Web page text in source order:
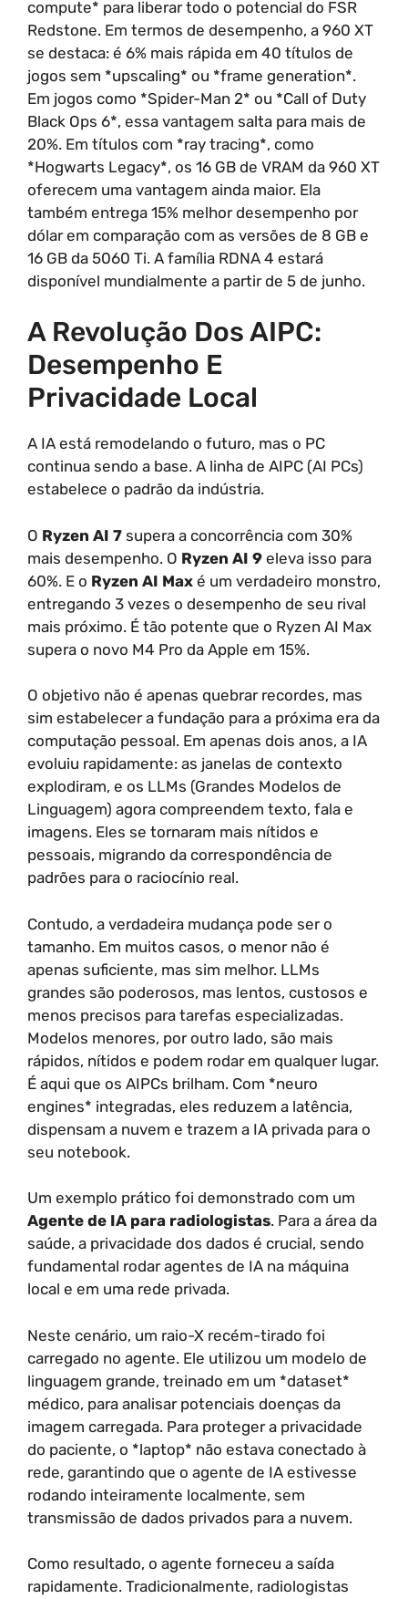
compute* para liberar todo o potencial do FSR
Redstone. Em termos de desempenho, a 960 XT
se destaca: é 6% mais rápida em 40 títulos de
jogos sem *upscaling* ou *frame generation*.
Em jogos como *Spider-Man 2* ou *Call of Duty
Black Ops 6*, essa vantagem salta para mais de
20%. Em títulos com *ray tracing*, como
*Hogwarts Legacy*, os 16 GB de VRAM da 960 XT
oferecem uma vantagem ainda maior. Ela
também entrega 15% melhor desempenho por
dólar em comparação com as versões de 8 GB e
16 GB da 5060 Ti. A família RDNA 4 estará
disponível mundialmente a partir de 5 de junho.
A Revolução Dos AIPC:
Desempenho E
Privacidade Local
A IA está remodelando o futuro, mas o PC
continua sendo a base. A linha de AIPC (AI PCs)
estabelece o padrão da indústria.
O Ryzen AI 7 supera a concorrência com 30%
mais desempenho. O Ryzen AI 9 eleva isso para
60%. E o Ryzen AI Max é um verdadeiro monstro,
entregando 3 vezes o desempenho de seu rival
mais próximo. É tão potente que o Ryzen AI Max
supera o novo M4 Pro da Apple em 15%.
O objetivo não é apenas quebrar recordes, mas
sim estabelecer a fundação para a próxima era da
computação pessoal. Em apenas dois anos, a IA
evoluiu rapidamente: as janelas de contexto
explodiram, e os LLMs (Grandes Modelos de
Linguagem) agora compreendem texto, fala e
imagens. Eles se tornaram mais nítidos e
pessoais, migrando da correspondência de
padrões para o raciocínio real.
Contudo, a verdadeira mudança pode ser o
tamanho. Em muitos casos, o menor não é
apenas suficiente, mas sim melhor. LLMs
grandes são poderosos, mas lentos, custosos e
menos precisos para tarefas especializadas.
Modelos menores, por outro lado, são mais
rápidos, nítidos e podem rodar em qualquer lugar.
É aqui que os AIPCs brilham. Com *neuro
engines* integradas, eles reduzem a latência,
dispensam a nuvem e trazem a IA privada para o
seu notebook.
Um exemplo prático foi demonstrado com um
Agente de IA para radiologistas. Para a área da
saúde, a privacidade dos dados é crucial, sendo
fundamental rodar agentes de IA na máquina
local e em uma rede privada.
Neste cenário, um raio-X recém-tirado foi
carregado no agente. Ele utilizou um modelo de
linguagem grande, treinado em um *dataset*
médico, para analisar potenciais doenças da
imagem carregada. Para proteger a privacidade
do paciente, o *laptop* não estava conectado à
rede, garantindo que o agente de IA estivesse
rodando inteiramente localmente, sem
transmissão de dados privados para a nuvem.
Como resultado, o agente forneceu a saída
rapidamente. Tradicionalmente, radiologistas